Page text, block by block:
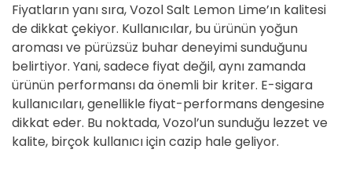
Fiyatların yanı sıra, Vozol Salt Lemon Lime’ın kalitesi
de dikkat çekiyor. Kullanıcılar, bu ürünün yoğun
aroması ve pürüzsüz buhar deneyimi sunduğunu
belirtiyor. Yani, sadece fiyat değil, aynı zamanda
ürünün performansı da önemli bir kriter. E-sigara
kullanıcıları, genellikle fiyat-performans dengesine
dikkat eder. Bu noktada, Vozol’un sunduğu lezzet ve
kalite, birçok kullanıcı için cazip hale geliyor.